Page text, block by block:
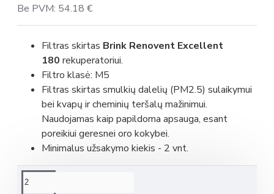
Be PVM: 54.18 €
Filtras skirtas Brink Renovent Excellent
180 rekuperatoriui.
Filtro klasė: M5
Filtras skirtas smulkių dalelių (PM2.5) sulaikymui
bei kvapų ir cheminių teršalų mažinimui.
Naudojamas kaip papildoma apsauga, esant
poreikiui geresnei oro kokybei.
Minimalus užsakymo kiekis - 2 vnt.